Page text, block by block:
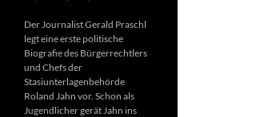
Der Journalist Gerald Praschl
legt eine erste politische
Biografie des Bürgerrechtlers
und Chefs der
Stasiunterlagenbehörde
Roland Jahn vor. Schon als
Jugendlicher gerät Jahn ins